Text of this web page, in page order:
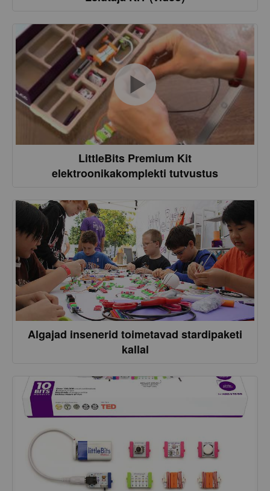
LittleBits Premium Kit
elektroonikakomplekti tutvustus
Algajad insenerid toimetavad stardipaketi
kallal